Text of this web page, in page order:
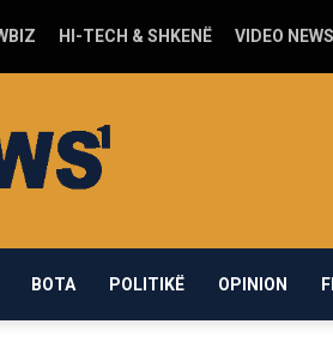
HI-TECH & SHKENË VIDEO NEWS
BOTA POLITIKË OPINION